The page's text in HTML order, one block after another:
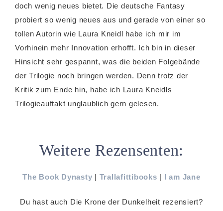
doch wenig neues bietet. Die deutsche Fantasy
probiert so wenig neues aus und gerade von einer so
tollen Autorin wie Laura Kneidl habe ich mir im
Vorhinein mehr Innovation erhofft. Ich bin in dieser
Hinsicht sehr gespannt, was die beiden Folgebände
der Trilogie noch bringen werden. Denn trotz der
Kritik zum Ende hin, habe ich Laura Kneidls
Trilogieauftakt unglaublich gern gelesen.
Weitere Rezensenten:
The Book Dynasty | Trallafittibooks | I am Jane
Du hast auch Die Krone der Dunkelheit rezensiert?